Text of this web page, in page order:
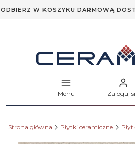
ODBIERZ W KOSZYKU DARMOWĄ
Menu Zaloguj
Strona główna Płytki ceramiczne